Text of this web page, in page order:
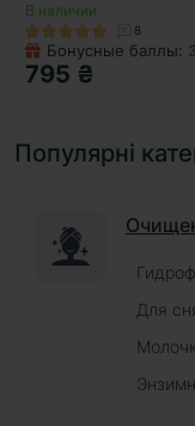
В наличии
8
Бонусные баллы:
795 ₴
Популярні
Для